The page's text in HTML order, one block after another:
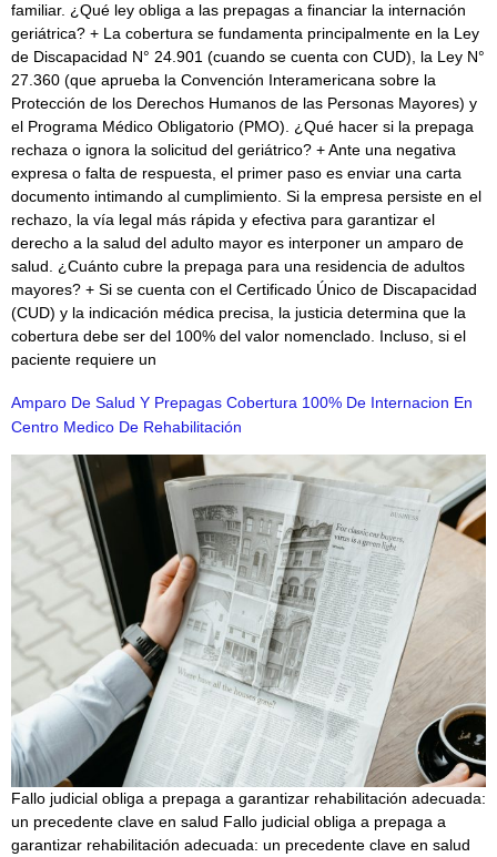
familiar. ¿Qué ley obliga a las prepagas a financiar la internación
geriátrica? + La cobertura se fundamenta principalmente en la Ley
de Discapacidad N° 24.901 (cuando se cuenta con CUD), la Ley N°
27.360 (que aprueba la Convención Interamericana sobre la
Protección de los Derechos Humanos de las Personas Mayores) y
el Programa Médico Obligatorio (PMO). ¿Qué hacer si la prepaga
rechaza o ignora la solicitud del geriátrico? + Ante una negativa
expresa o falta de respuesta, el primer paso es enviar una carta
documento intimando al cumplimiento. Si la empresa persiste en el
rechazo, la vía legal más rápida y efectiva para garantizar el
derecho a la salud del adulto mayor es interponer un amparo de
salud. ¿Cuánto cubre la prepaga para una residencia de adultos
mayores? + Si se cuenta con el Certificado Único de Discapacidad
(CUD) y la indicación médica precisa, la justicia determina que la
cobertura debe ser del 100% del valor nomenclado. Incluso, si el
paciente requiere un
Amparo De Salud Y Prepagas Cobertura 100% De Internacion En
Centro Medico De Rehabilitación
Fallo judicial obliga a prepaga a garantizar rehabilitación adecuada:
un precedente clave en salud Fallo judicial obliga a prepaga a
garantizar rehabilitación adecuada: un precedente clave en salud